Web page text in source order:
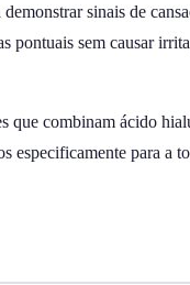
sinais de
pontuais sem causar
que combinam ácido
para a